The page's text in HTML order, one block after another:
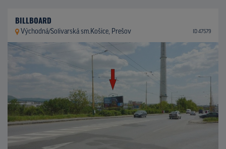
BILLBOARD
Východná/Solivarská sm.Košice, Prešov ID 47579